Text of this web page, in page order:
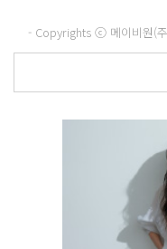
- Copyrights ⓒ 메이비원(